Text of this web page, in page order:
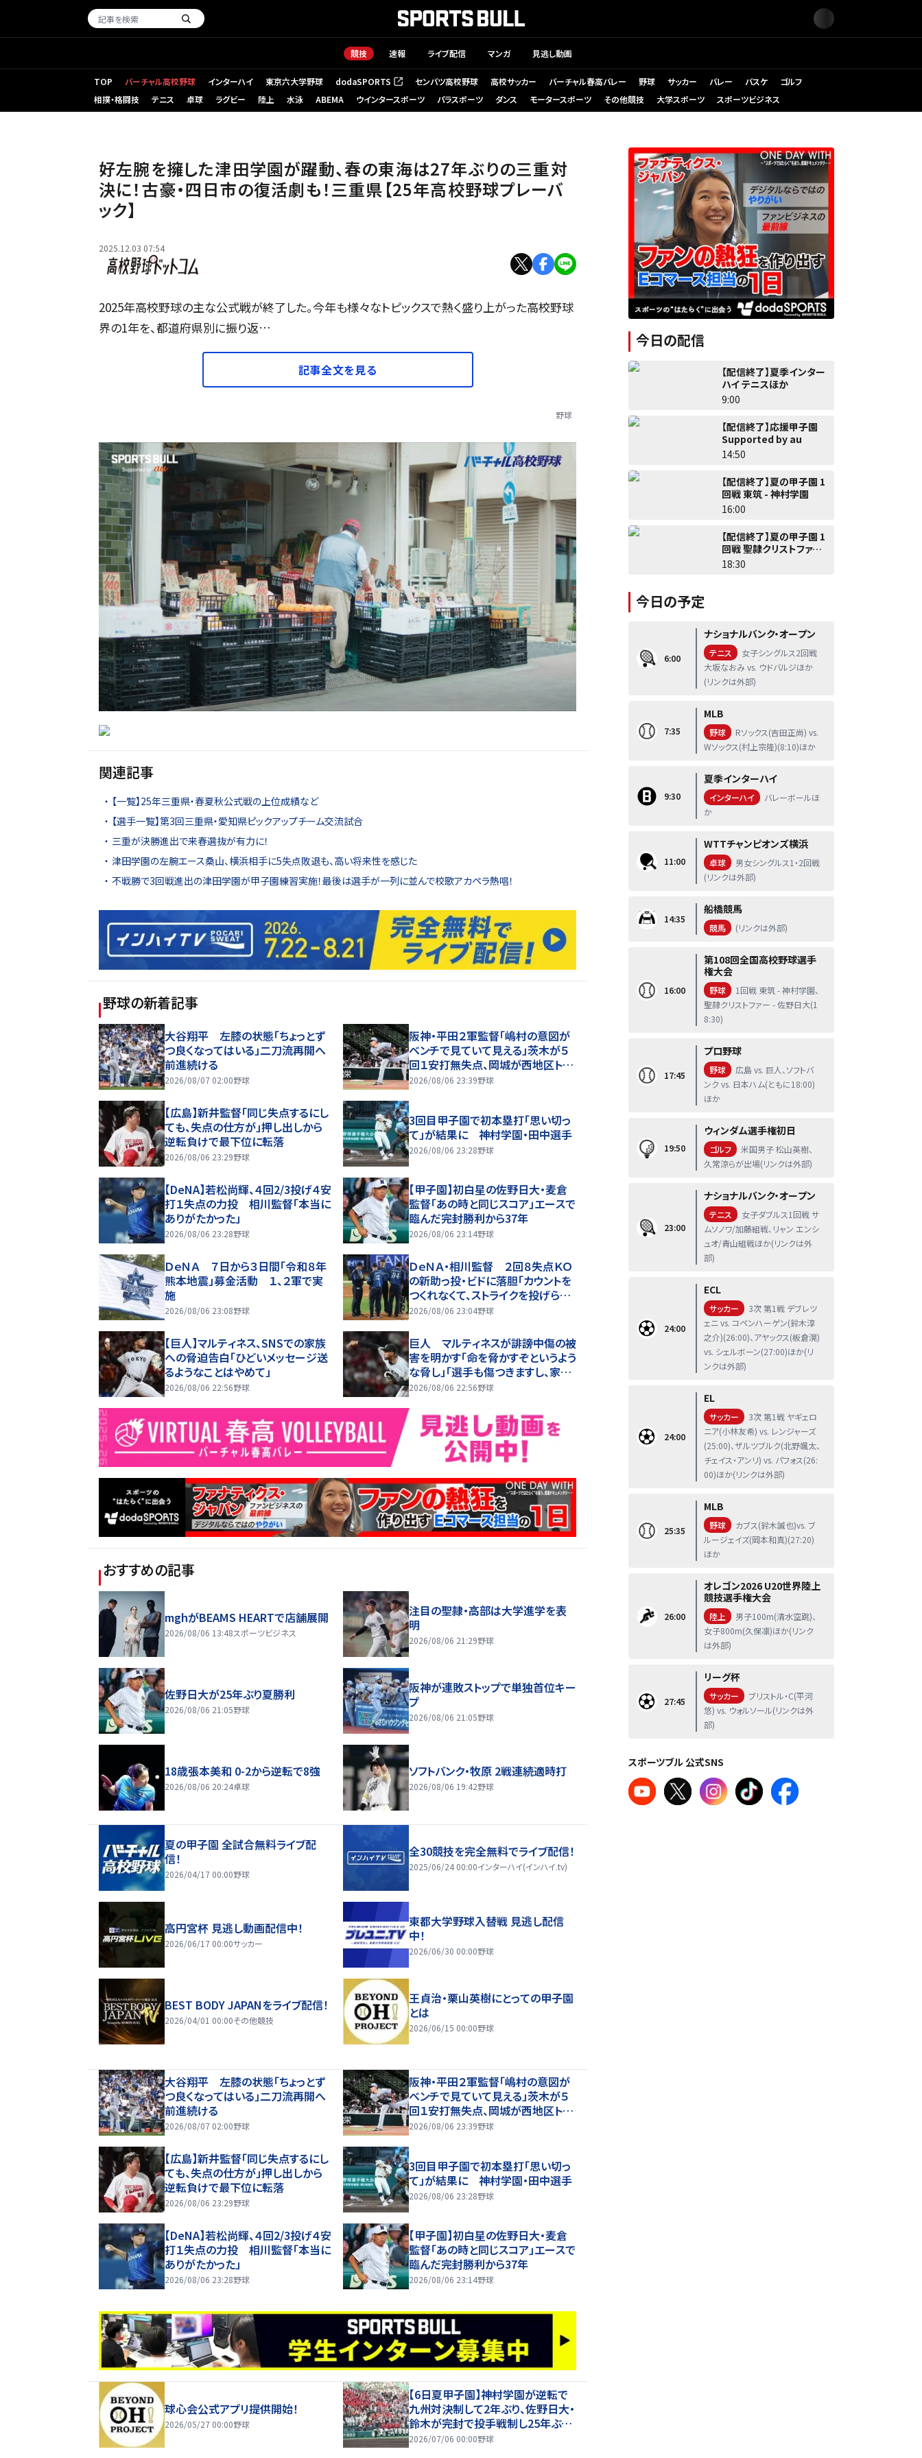
競技 速報 ライブ配信 マンガ 見逃し動画
TOP バーチャル高校野球 インターハイ 東京六大学野球 dodaSPORTS
（新しいタブで開く） センバツ高校野球 高校サッカー バーチャル春高バレー 野球 サッカー バレー バスケ
ゴルフ
相撲・格闘技
テニス 卓球 ラグビー 陸上 水泳 ABEMA ウインタースポーツ パラスポーツ ダンス モータースポーツ その他競技 大学スポーツ スポーツビジネス
好左腕を擁した津田学園が躍動、春の東海は27年ぶりの三重対
決に！古豪・四日市の復活劇も！三重県【25年高校野球プレーバ
ック】
2025.12.03 07:54
2025年高校野球の主な公式戦が終了した。今年も様々なトピックスで熱く盛り上がった高校野球
界の1年を、都道府県別に振り返…
記事全文を見る
野球
関連記事
【一覧】25年三重県・春夏秋公式戦の上位成績など
【選手一覧】第3回三重県・愛知県ピックアップチーム交流試合
三重が決勝進出で来春選抜が有力に！
津田学園の左腕エース桑山、横浜相手に5失点敗退も、高い将来性を感じた
不戦勝で3回戦進出の津田学園が甲子園練習実施！最後は選手が一列に並んで校歌アカペラ熱唱！
野球の新着記事
大谷翔平 左膝の状態「ちょっとず
つ良くなってはいる」二刀流再開へ
前進続ける
2026/08/07 02:00野球
阪神・平田２軍監督「嶋村の意図が
ベンチで見ていて見える」茨木が５
回１安打無失点、岡城が西地区トッ
プタイ１７盗塁
2026/08/06 23:39野球
【広島】新井監督「同じ失点するにし
ても、失点の仕方が」押し出しから
逆転負けで最下位に転落
2026/08/06 23:29野球
3回目甲子園で初本塁打「思い切っ
て」が結果に 神村学園・田中選手
2026/08/06 23:28野球
【DeNA】若松尚輝、４回2/3投げ４安
打１失点の力投 相川監督「本当に
ありがたかった」
2026/08/06 23:28野球
【甲子園】初白星の佐野日大・麦倉
監督「あの時と同じスコア」エースで
臨んだ完封勝利から37年
2026/08/06 23:14野球
ＤｅＮＡ ７日から３日間「令和８年
熊本地震」募金活動 １、２軍で実
施
2026/08/06 23:08野球
ＤｅＮＡ・相川監督 ２回８失点ＫＯ
の新助っ投・ビドに落胆「カウントを
つくれなくて、ストライクを投げられ
ない」２軍再調整を明言
2026/08/06 23:04野球
【巨人】マルティネス、SNSでの家族
への脅迫告白「ひどいメッセージ送
るようなことはやめて」
2026/08/06 22:56野球
巨人 マルティネスが誹謗中傷の被
害を明かす「命を脅かすぞというよう
な脅し」「選手も傷つきますし、家族
は全く関係ない存在なので」
2026/08/06 22:56野球
おすすめの記事
mghがBEAMS HEARTで店舗展開
2026/08/06 13:48スポーツビジネス
注目の聖隷・高部は大学進学を表
明
2026/08/06 21:29野球
佐野日大が25年ぶり夏勝利
2026/08/06 21:05野球
阪神が連敗ストップで単独首位キー
プ
2026/08/06 21:05野球
18歳張本美和 0-2から逆転で8強
2026/08/06 20:24卓球
ソフトバンク・牧原 2戦連続適時打
2026/08/06 19:42野球
夏の甲子園 全試合無料ライブ配
信！
2026/04/17 00:00野球
全30競技を完全無料でライブ配信！
2025/06/24 00:00インターハイ(インハイ.tv)
高円宮杯 見逃し動画配信中！
2026/06/17 00:00サッカー
東都大学野球入替戦 見逃し配信
中！
2026/06/30 00:00野球
BEST BODY JAPANをライブ配信！
2026/04/01 00:00その他競技
王貞治・栗山英樹にとっての甲子園
とは
2026/06/15 00:00野球
大谷翔平 左膝の状態「ちょっとず
つ良くなってはいる」二刀流再開へ
前進続ける
2026/08/07 02:00野球
阪神・平田２軍監督「嶋村の意図が
ベンチで見ていて見える」茨木が５
回１安打無失点、岡城が西地区トッ
プタイ１７盗塁
2026/08/06 23:39野球
【広島】新井監督「同じ失点するにし
ても、失点の仕方が」押し出しから
逆転負けで最下位に転落
2026/08/06 23:29野球
3回目甲子園で初本塁打「思い切っ
て」が結果に 神村学園・田中選手
2026/08/06 23:28野球
【DeNA】若松尚輝、４回2/3投げ４安
打１失点の力投 相川監督「本当に
ありがたかった」
2026/08/06 23:28野球
【甲子園】初白星の佐野日大・麦倉
監督「あの時と同じスコア」エースで
臨んだ完封勝利から37年
2026/08/06 23:14野球
球心会公式アプリ提供開始！
2026/05/27 00:00野球
【6日夏甲子園】神村学園が逆転で
九州対決制して2年ぶり、佐野日大・
鈴木が完封で投手戦制し25年ぶり
の夏勝利
2026/07/06 00:00野球
今日の配信
【配信終了】夏季インター
ハイ テニスほか
9:00
【配信終了】応援甲子園
Supported by au
14:50
【配信終了】夏の甲子園 1
回戦 東筑 - 神村学園
16:00
【配信終了】夏の甲子園 1
回戦 聖隷クリストファー -
佐野日大
18:30
今日の予定
6:00
ナショナルバンク・オープン
テニス
女子シングルス2回戦
大坂なおみ vs. ウドバルジほか
(リンクは外部)
7:35
MLB
野球
Rソックス(吉田正尚) vs.
Wソックス(村上宗隆)(8:10)ほか
9:30
夏季インターハイ
インターハイ
バレーボールほ
か
11:00
WTTチャンピオンズ横浜
卓球
男女シングルス1・2回戦
(リンクは外部)
14:35
船橋競馬
競馬 (リンクは外部)
16:00
第108回全国高校野球選手
権大会
野球
1回戦 東筑 - 神村学園、
聖隷クリストファー - 佐野日大(1
8:30)
17:45
プロ野球
野球
広島 vs. 巨人、ソフトバ
ンク vs. 日本ハム(ともに18:00)
ほか
19:50
ウィンダム選手権初日
ゴルフ
米国男子 松山英樹、
久常涼らが出場(リンクは外部)
23:00
ナショナルバンク・オープン
テニス
女子ダブルス1回戦 サ
ムソノワ/加藤組戦、リャン エンシ
ュオ/青山組戦ほか(リンクは外
部)
24:00
ECL
サッカー
3次 第1戦 デブレツ
ェニ vs. コペンハーゲン(鈴木淳
之介)(26:00)、アヤックス(板倉滉)
vs. シェルボーン(27:00)ほか(リ
ンクは外部)
24:00
EL
サッカー
3次 第1戦 ヤギェロ
ニア(小林友希) vs. レンジャーズ
(25:00)、ザルツブルク(北野颯太、
チェイス・アンリ) vs. パフォス(26:
00)ほか(リンクは外部)
25:35
MLB
野球
カブス(鈴木誠也)vs. ブ
ルージェイズ(岡本和真)(27:20)
ほか
26:00
オレゴン2026 U20世界陸上
競技選手権大会
陸上
男子100m(清水空跳)、
女子800m(久保凛)ほか(リンク
は外部)
27:45
リーグ杯
サッカー
ブリストル・C(平河
悠) vs. ウォルソール(リンクは外
部)
スポーツブル 公式SNS